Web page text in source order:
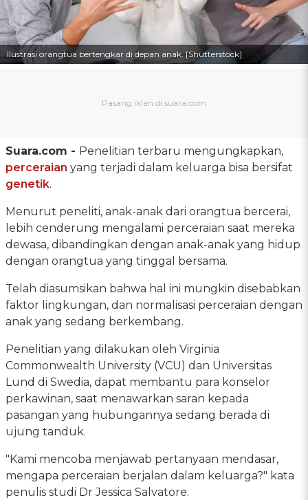
Ilustrasi orangtua bertengkar di depan anak. [Shutterstock]
Suara.com - Penelitian terbaru mengungkapkan,
perceraian yang terjadi dalam keluarga bisa bersifat
genetik.
Menurut peneliti, anak-anak dari orangtua bercerai,
lebih cenderung mengalami perceraian saat mereka
dewasa, dibandingkan dengan anak-anak yang hidup
dengan orangtua yang tinggal bersama.
Telah diasumsikan bahwa hal ini mungkin disebabkan
faktor lingkungan, dan normalisasi perceraian dengan
anak yang sedang berkembang.
Penelitian yang dilakukan oleh Virginia
Commonwealth University (VCU) dan Universitas
Lund di Swedia, dapat membantu para konselor
perkawinan, saat menawarkan saran kepada
pasangan yang hubungannya sedang berada di
ujung tanduk.
"Kami mencoba menjawab pertanyaan mendasar,
mengapa perceraian berjalan dalam keluarga?" kata
penulis studi Dr Jessica Salvatore.